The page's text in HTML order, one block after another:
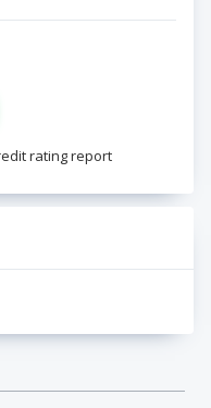
rating report